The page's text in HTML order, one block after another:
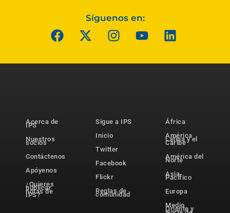
Síguenos en:
Acerca de
IPS
Nuestros
socios
Contáctenos
Apóyenos
¿Quieres
publicar
notas de
IPS?
Sigue a IPS
Inicio
Twitter
Facebook
Flickr
Reglas de
comunidad
África
América
Latina y el
Caribe
América del
Norte
Asia-
Pacífico
Europa
Medio
Oriente y